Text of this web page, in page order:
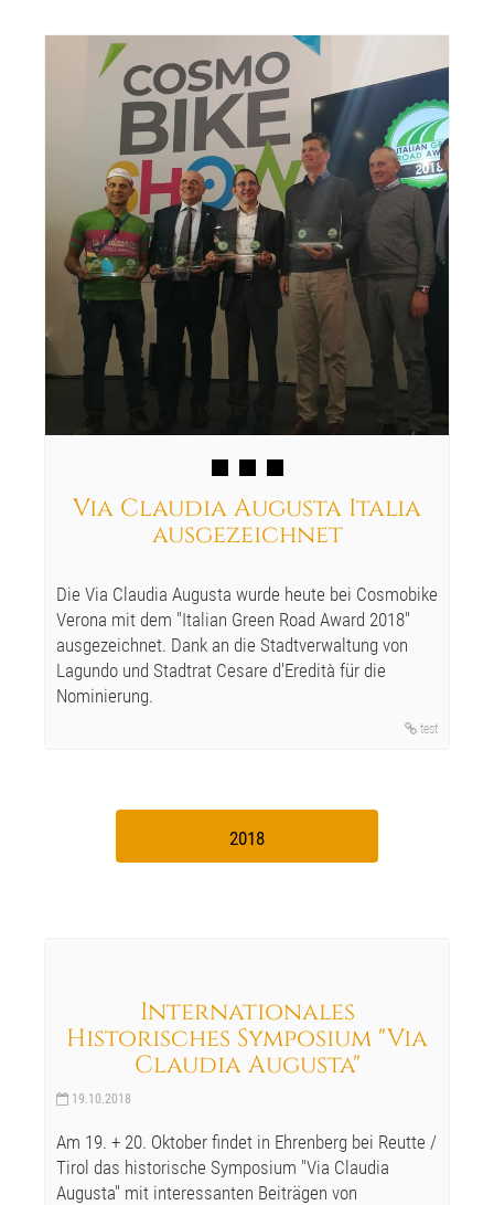
Via Claudia Augusta Italia
ausgezeichnet
Die Via Claudia Augusta wurde heute bei Cosmobike
Verona mit dem "Italian Green Road Award 2018"
ausgezeichnet. Dank an die Stadtverwaltung von
Lagundo und Stadtrat Cesare d'Eredità für die
Nominierung.
test
2018
Internationales
Historisches Symposium "Via
Claudia Augusta"
19.10.2018
Am 19. + 20. Oktober findet in Ehrenberg bei Reutte /
Tirol das historische Symposium "Via Claudia
Augusta" mit interessanten Beiträgen von